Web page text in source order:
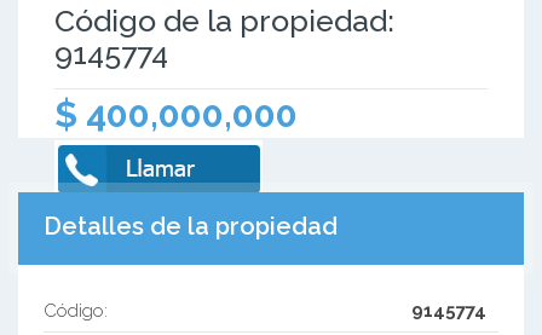
Código de la propiedad:
9145774
$ 400,000,000
Detalles de la propiedad
Código:
9145774